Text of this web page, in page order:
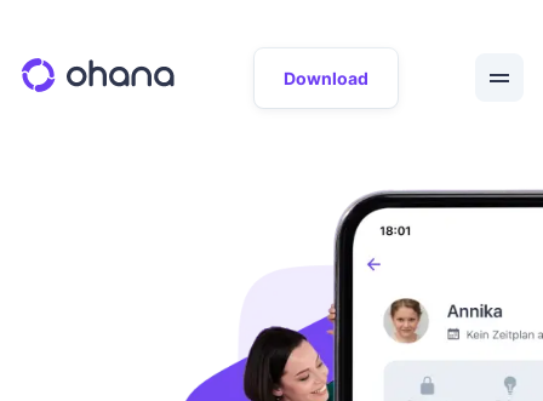
Download